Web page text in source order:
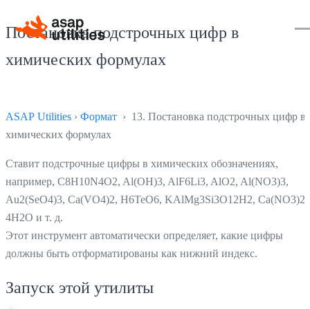
Постановка подстрочных цифр в
химических формулах
ASAP Utilities › Формат › 13. Постановка подстрочных цифр в
химических формулах
Ставит подстрочные цифры в химических обозначениях,
например, C8H10N4O2, Al(OH)3, AlF6Li3, AlO2, Al(NO3)3,
Au2(SeO4)3, Ca(VO4)2, H6TeO6, KAlMg3Si3O12H2, Ca(NO3)2
4H2O и т. д.
Этот инструмент автоматически определяет, какие цифры
должны быть отформатированы как нижний индекс.
Запуск этой утилиты